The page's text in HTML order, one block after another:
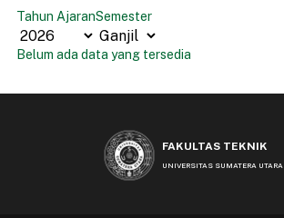
Tahun AjaranSemester
Belum ada data yang tersedia
FAKULTAS TEKNIK
UNIVERSITAS SUMATERA UTARA